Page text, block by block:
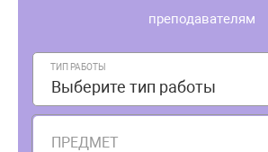
преподавателям
ТИП РАБОТЫ
Выберите тип работы
ПРЕДМЕТ